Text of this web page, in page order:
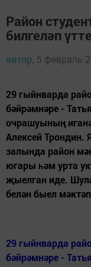
Район
билгеләп
автор, 5 февраль
29 гыйнварда
бәйрәмнәре -
очрашуының
Алексей Трондин.
залында район
югары һәм урта
җыелган иде.
белән быел
29 гыйнварда
бәйрәмнәре -